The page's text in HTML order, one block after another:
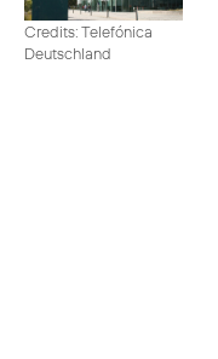
Credits: Telefónica
Deutschland